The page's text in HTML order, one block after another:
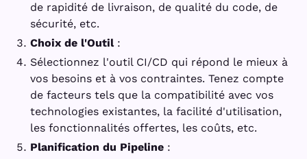
de rapidité de livraison, de qualité du code, de
sécurité, etc.
Choix de l'Outil:
Sélectionnez l'outil CI/CD qui répond le mieux à
vos besoins et à vos contraintes. Tenez compte
de facteurs tels que la compatibilité avec vos
technologies existantes, la facilité d'utilisation,
les fonctionnalités offertes, les coûts, etc.
Planification du Pipeline :